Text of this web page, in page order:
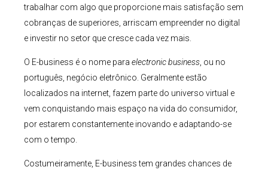
trabalhar com algo que proporcione mais satisfação sem
cobranças de superiores, arriscam empreender no digital
e investir no setor que cresce cada vez mais.
O E-business é o nome para electronicbusiness , ou no
português, negócio eletrônico. Geralmente estão
localizados na internet, fazem parte do universo virtual e
vem conquistando mais espaço na vida do consumidor,
por estarem constantemente inovando e adaptando-se
com o tempo.
Costumeiramente, E-business tem grandes chances de